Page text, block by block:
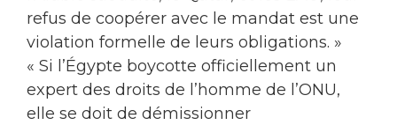
refus de coopérer avec le mandat est une
violation formelle de leurs obligations. »
« Si l’Égypte boycotte officiellement un
expert des droits de l’homme de l’ONU,
elle se doit de démissionner